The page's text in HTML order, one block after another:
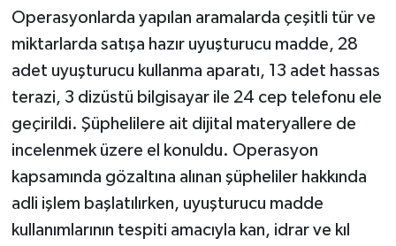
Operasyonlarda yapılan aramalarda çeşitli tür ve
miktarlarda satışa hazır uyuşturucu madde, 28
adet uyuşturucu kullanma aparatı, 13 adet hassas
terazi, 3 dizüstü bilgisayar ile 24 cep telefonu ele
geçirildi. Şüphelilere ait dijital materyallere de
incelenmek üzere el konuldu. Operasyon
kapsamında gözaltına alınan şüpheliler hakkında
adli işlem başlatılırken, uyuşturucu madde
kullanımlarının tespiti amacıyla kan, idrar ve kıl